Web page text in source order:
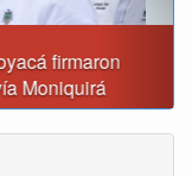
el viernes